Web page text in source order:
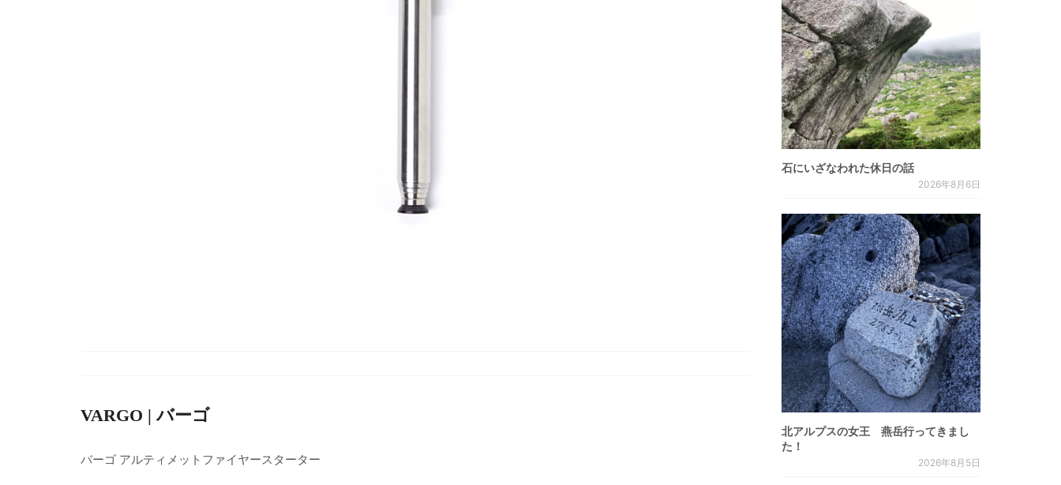
VARGO | バーゴ
バーゴ アルティメットファイヤースターター
石にいざなわれた休日の話
2026年8月6日
北アルプスの女王 燕岳行ってきまし
た！
2026年8月5日